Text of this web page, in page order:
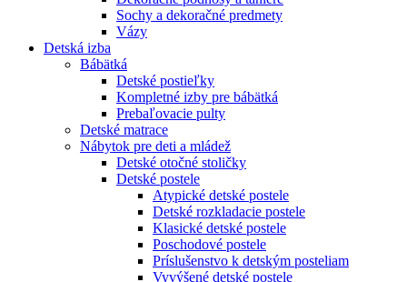
Sochy a dekoračné predmety
Vázy
Detská izba
Bábätká
Detské postieľky
Kompletné izby pre bábätká
Prebaľovacie pulty
Detské matrace
Nábytok pre deti a mládež
Detské otočné stoličky
Detské postele
Atypické detské postele
Detské rozkladacie postele
Klasické detské postele
Poschodové postele
Príslušenstvo k detským posteliam
Vyvýšené detské postele